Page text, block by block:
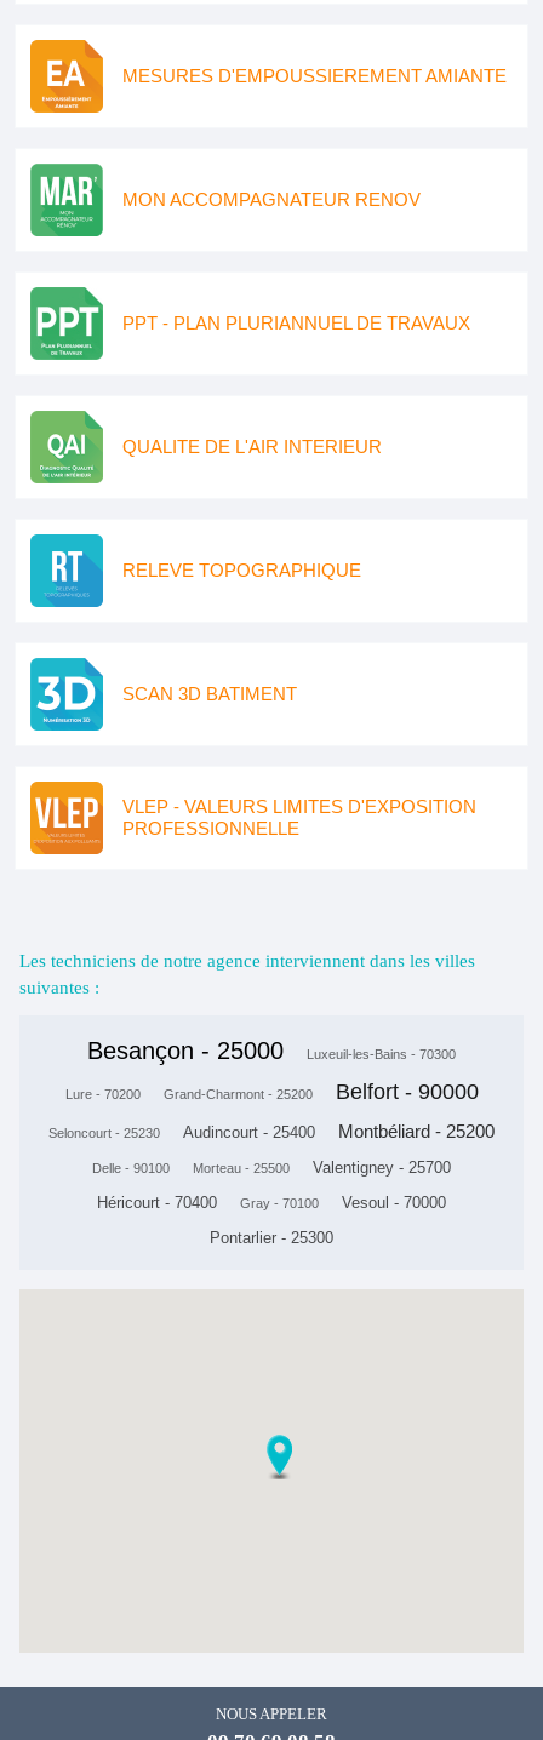
MESURES D'EMPOUSSIEREMENT AMIANTE
MON ACCOMPAGNATEUR RENOV
PPT - PLAN PLURIANNUEL DE TRAVAUX
QUALITE DE L'AIR INTERIEUR
RELEVE TOPOGRAPHIQUE
SCAN 3D BATIMENT
VLEP - VALEURS LIMITES D'EXPOSITION
PROFESSIONNELLE
Les techniciens de notre agence interviennent dans les villes
suivantes :
Besançon - 25000 Luxeuil-les-Bains - 70300
Lure - 70200 Grand-Charmont - 25200 Belfort - 90000
Seloncourt - 25230 Audincourt - 25400 Montbéliard - 25200
Delle - 90100 Morteau - 25500
Valentigney - 25700
Héricourt - 70400
Gray - 70100
Vesoul - 70000
Pontarlier - 25300
NOUS APPELER